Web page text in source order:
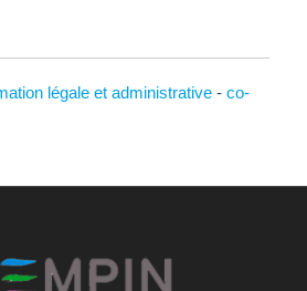
légale et administrative- co-